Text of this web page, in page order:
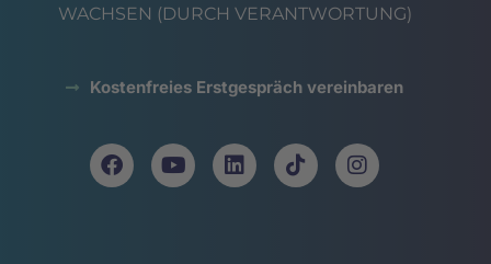
WACHSEN (DURCH VERANTWORTUNG)
Kostenfreies Erstgespräch vereinbaren